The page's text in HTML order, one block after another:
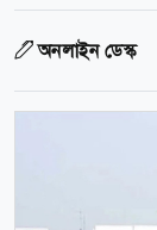
অনলাইন ডেস্ক